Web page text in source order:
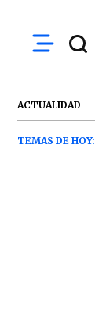
ACTUALIDAD
TEMAS DE HOY: